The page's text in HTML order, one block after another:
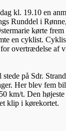
kl. 19.10 en
Runddel i
kørte
en cyklist.
overtrædelse af
på Sdr.
Her blev fem
km/t. Den
klip i kørekortet.